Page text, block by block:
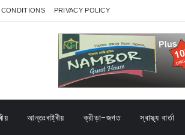
CONDITIONS PRIVACY POLICY
আন্তঃৰাষ্ট্ৰীয় ক্রীড়া-জগত স্বাস্থ্য বাৰ্তা